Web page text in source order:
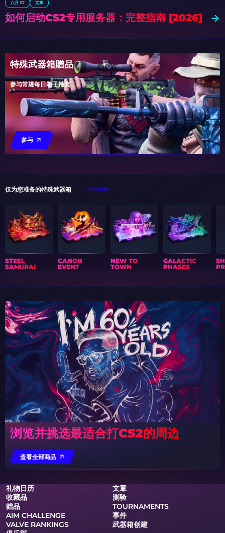
八月 07 文章
如何启动CS2专用服务器：完整指南 [2026]
特殊武器箱贈品
参与常规每日箱子抽奖
参与
仅为您准备的特殊武器箱 所有武器箱
STEEL
SAMURAI
CANON
EVENT
NEW TO
TOWN
GALACTIC
PHASES
浏览并挑选最适合打CS2的周边
查看全部商品
礼物日历
文章
收藏品
测验
赠品
TOURNAMENTS
AIM CHALLENGE
事件
VALVE RANKINGS
武器箱创建